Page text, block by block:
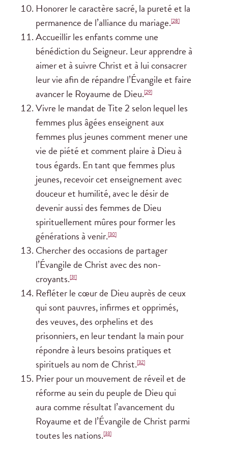
Honorer le caractère sacré, la pureté et la
permanence de l’alliance du mariage.[28]
Accueillir les enfants comme une
bénédiction du Seigneur. Leur apprendre à
aimer et à suivre Christ et à lui consacrer
leur vie afin de répandre l’Évangile et faire
avancer le Royaume de Dieu.[29]
Vivre le mandat de Tite 2 selon lequel les
femmes plus âgées enseignent aux
femmes plus jeunes comment mener une
vie de piété et comment plaire à Dieu à
tous égards. En tant que femmes plus
jeunes, recevoir cet enseignement avec
douceur et humilité, avec le désir de
devenir aussi des femmes de Dieu
spirituellement mûres pour former les
générations à venir.[30]
Chercher des occasions de partager
l’Évangile de Christ avec des non-
croyants.[31]
Refléter le cœur de Dieu auprès de ceux
qui sont pauvres, infirmes et opprimés,
des veuves, des orphelins et des
prisonniers, en leur tendant la main pour
répondre à leurs besoins pratiques et
spirituels au nom de Christ.[32]
Prier pour un mouvement de réveil et de
réforme au sein du peuple de Dieu qui
aura comme résultat l’avancement du
Royaume et de l’Évangile de Christ parmi
toutes les nations.[33]